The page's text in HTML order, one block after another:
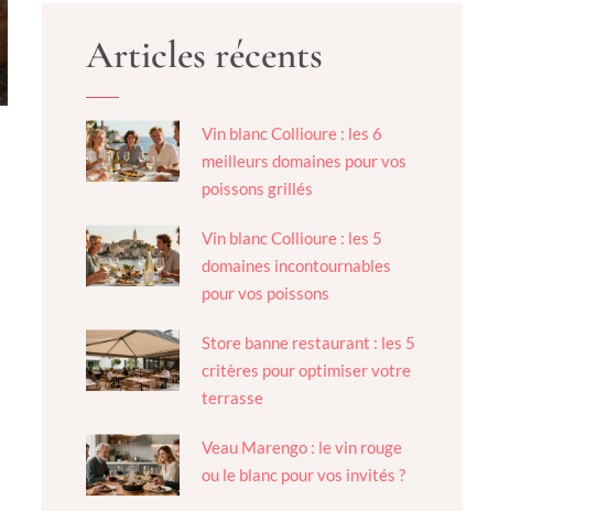
Articles récents
Vin blanc Collioure : les 6
meilleurs domaines pour vos
poissons grillés
Vin blanc Collioure : les 5
domaines incontournables
pour vos poissons
Store banne restaurant : les 5
critères pour optimiser votre
terrasse
Veau Marengo : le vin rouge
ou le blanc pour vos invités ?